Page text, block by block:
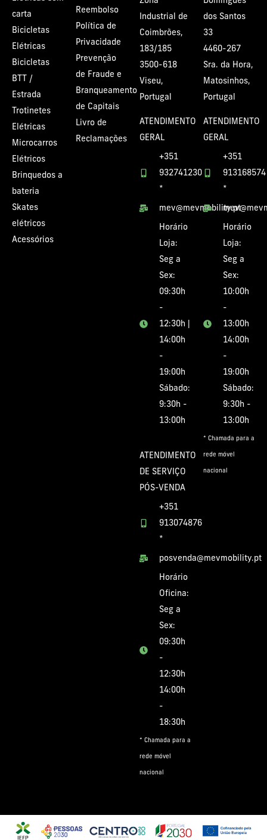
carta
Bicicletas
Elétricas
Bicicletas
BTT /
Estrada
Trotinetes
Elétricas
Microcarros
Elétricos
Brinquedos a
bateria
Skates
elétricos
Acessórios
Reembolso
Política de
Privacidade
Prevenção
de Fraude e
Branqueamento
de Capitais
Livro de
Reclamações
Industrial de
Coimbrões,
183/185
3500-618
Viseu,
Portugal
ATENDIMENTO
GERAL
+351
932741230
*
mev@mevmobility.pt
Horário
Loja:
Seg a
Sex:
09:30h
-
12:30h |
14:00h
-
19:00h
Sábado:
9:30h -
13:00h
ATENDIMENTO
DE SERVIÇO
PÓS-VENDA
+351
913074876
*
posvenda@mevmobility.pt
Horário
Oficina:
Seg a
Sex:
09:30h
-
12:30h
14:00h
-
18:30h
* Chamada para a
rede móvel
nacional
dos Santos
33
4460-267
Sra. da Hora,
Matosinhos,
Portugal
ATENDIMENTO
GERAL
+351
913168574
*
Horário
Loja:
Seg a
Sex:
10:00h
-
13:00h
14:00h
-
19:00h
Sábado:
9:30h -
13:00h
* Chamada para a
rede móvel
nacional